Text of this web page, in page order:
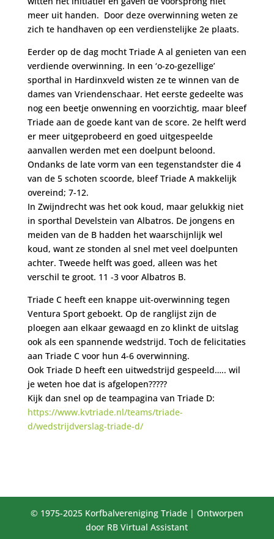
meer uit handen. Door deze overwinning weten ze
zich te handhaven op een verdienstelijke 2e plaats.
Eerder op de dag mocht Triade A al genieten van een
verdiende overwinning. In een ‘o-zo-gezellige’
sporthal in Hardinxveld wisten ze te winnen van de
dames van Vriendenschaar. Het eerste gedeelte was
nog een beetje onwenning en voorzichtig, maar bleef
Triade aan de goede kant van de score. 2e helft werd
er meer uitgeprobeerd en goed uitgespeelde
aanvallen werden met een doelpunt beloond.
Ondanks de late vorm van een tegenstandster die 4
van de 5 schoten scoorde, bleef Triade A makkelijk
overeind; 7-12.
In Zwijndrecht was het ook koud, maar gelukkig niet
in sporthal Develstein van Albatros. De jongens en
meiden van de B hadden het waarschijnlijk wel
koud, want ze stonden al snel met veel doelpunten
achter. Tweede helft was goed, alleen was het
verschil te groot. 11 -3 voor Albatros B.
Triade C heeft een knappe uit-overwinning tegen
Ventura Sport geboekt. Op de ranglijst zijn de
ploegen aan elkaar gewaagd en zo klinkt de uitslag
ook als een spannende wedstrijd. Toch de felicitaties
aan Triade C voor hun 4-6 overwinning.
Ook Triade D heeft een uitwedstrijd gespeeld….. wil
je weten hoe dat is afgelopen?????
Kijk dan snel op de teampagina van Triade D:
https://www.kvtriade.nl/teams/triade-
d/wedstrijdverslag-triade-d/
© 1975-2025 Korfbalvereniging Triade | Ontworpen
door RB Virtual Assistant